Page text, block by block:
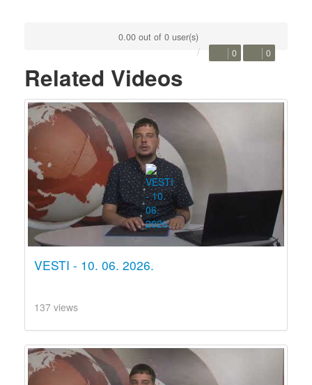
0.00 out of 0 user(s)
0 0
Related Videos
VESTI - 10. 06. 2026.
137 views